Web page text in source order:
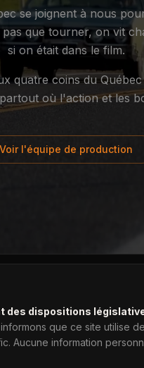
se joignent à nous
que tourner, on vit
si on était dans le film.
quatre coins du
où l'action et les
Voir l'équipe de production
À proposContact
des dispositions
informons que ce site utilise
Aucune information